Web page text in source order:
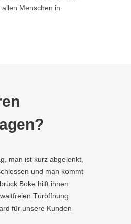
Menschen in
man ist kurz abgelenkt,
und man kommt
Boke hilft ihnen
Türöffnung
für unsere Kunden